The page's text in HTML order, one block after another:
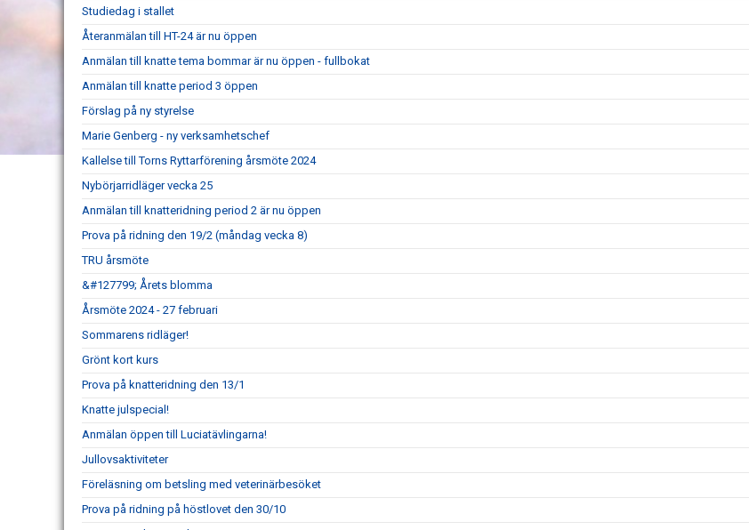
Studiedag i stallet
Återanmälan till HT-24 är nu öppen
Anmälan till knatte tema bommar är nu öppen - fullbokat
Anmälan till knatte period 3 öppen
Förslag på ny styrelse
Marie Genberg - ny verksamhetschef
Kallelse till Torns Ryttarförening årsmöte 2024
Nybörjarridläger vecka 25
Anmälan till knatteridning period 2 är nu öppen
Prova på ridning den 19/2 (måndag vecka 8)
TRU årsmöte
&#127799; Årets blomma
Årsmöte 2024 - 27 februari
Sommarens ridläger!
Grönt kort kurs
Prova på knatteridning den 13/1
Knatte julspecial!
Anmälan öppen till Luciatävlingarna!
Jullovsaktiviteter
Föreläsning om betsling med veterinärbesöket
Prova på ridning på höstlovet den 30/10